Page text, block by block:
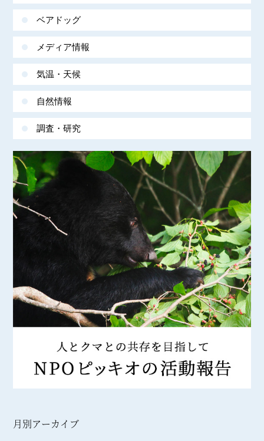
ベアドッグ
メディア情報
気温・天候
自然情報
調査・研究
月別アーカイブ